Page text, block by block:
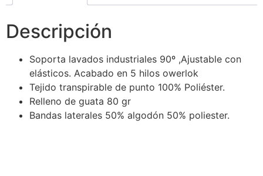
Descripción
Soporta lavados industriales 90º ,Ajustable con
elásticos. Acabado en 5 hilos owerlok
Tejido transpirable de punto 100% Poliéster.
Relleno de guata 80 gr
Bandas laterales 50% algodón 50% poliester.